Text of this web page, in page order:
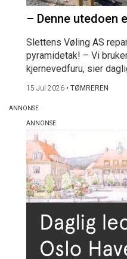
– Denne utedoen
Slettens Vøling AS
pyramidetak! – Vi
kjernevedfuru, sier
15 Jul 2026 • TØMREREN